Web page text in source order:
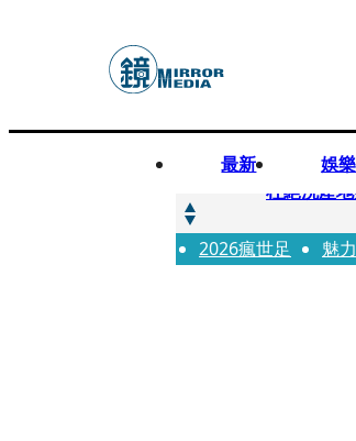
最新 娛樂
快訊
杜絕洗產
快訊
「簽名牆
2026瘋世足 魅